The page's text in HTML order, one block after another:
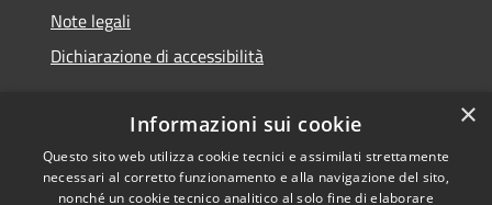
Note legali
Dichiarazione di accessibilità
RSS
Accessibilità
Copyright © 2026 • Comune di
Molochio • Powered by
×
Informazioni sui cookie
Questo sito web utilizza cookie tecnici e assimilati strettamente
necessari al corretto funzionamento e alla navigazione del sito,
nonché un cookie tecnico analitico al solo fine di elaborare